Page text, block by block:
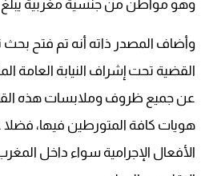
وهو مواطن من جنسية مغربية يبلغ من
وأضاف المصدر ذاته أنه تم فتح
القضية تحت إشراف النيابة العامة
عن جميع ظروف وملابسات هذه
هويات كافة المتورطين فيها،
الأفعال الإجرامية سواء داخل